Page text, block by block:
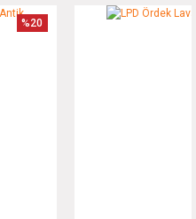
%20